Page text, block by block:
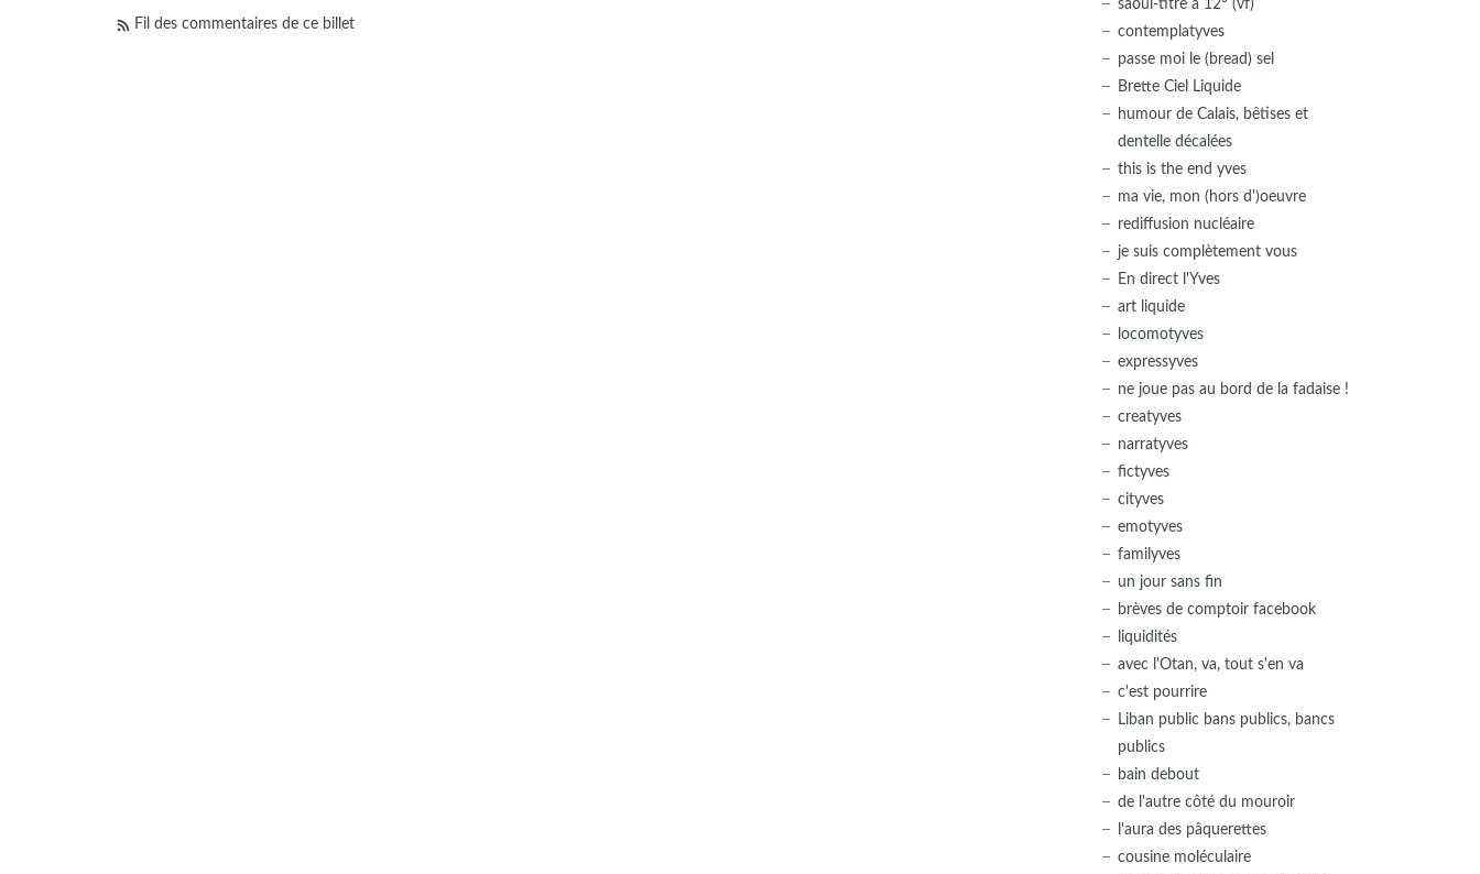
Fil des commentaires de ce billet
saoul-titre à 12° (vf)
contemplatyves
passe moi le (bread) sel
Brette Ciel Liquide
humour de Calais, bêtises et
dentelle décalées
this is the end yves
ma vie, mon (hors d')oeuvre
rediffusion nucléaire
je suis complètement vous
En direct l'Yves
art liquide
locomotyves
expressyves
ne joue pas au bord de la fadaise !
creatyves
narratyves
fictyves
cityves
emotyves
familyves
un jour sans fin
brèves de comptoir facebook
liquidités
avec l'Otan, va, tout s'en va
c'est pourrire
Liban public bans publics, bancs
publics
bain debout
de l'autre côté du mouroir
l'aura des pâquerettes
cousine moléculaire